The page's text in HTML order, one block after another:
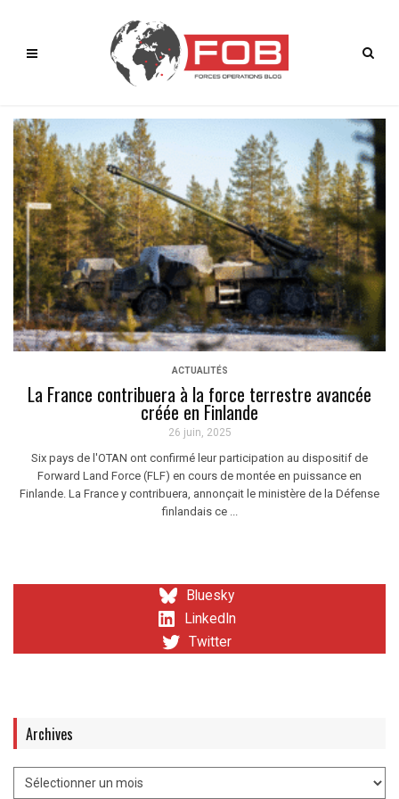
ACTUALITÉS
La France contribuera à la force terrestre avancée
créée en Finlande
26 juin, 2025
Six pays de l'OTAN ont confirmé leur participation au dispositif de
Forward Land Force (FLF) en cours de montée en puissance en
Finlande. La France y contribuera, annonçait le ministère de la Défense
finlandais ce ...
Bluesky
LinkedIn
Twitter
Archives